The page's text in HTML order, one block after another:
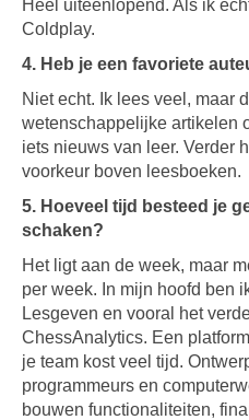
Heel uiteenlopend. Als ik
Coldplay.
4. Heb je een favoriete
Niet echt. Ik lees veel, maar
wetenschappelijke artikelen
iets nieuws van leer. Verder
voorkeur boven leesboeken.
5. Hoeveel tijd besteed je
schaken?
Het ligt aan de week, maar
per week. In mijn hoofd ben
Lesgeven en vooral het
ChessAnalytics. Een
je team kost veel tijd.
programmeurs en
bouwen functionaliteiten,